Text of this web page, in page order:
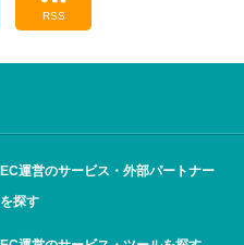
RSS
EC運営のサービス・外部パートナー
を探す